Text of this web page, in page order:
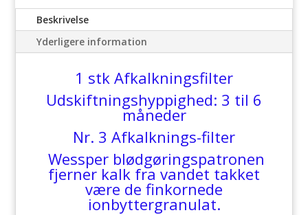
Beskrivelse
Yderligere information
1 stk Afkalkningsfilter
Udskiftningshyppighed: 3 til 6
måneder
Nr. 3 Afkalknings-filter
Wessper blødgøringspatronen
fjerner kalk fra vandet takket
være de finkornede
ionbyttergranulat.